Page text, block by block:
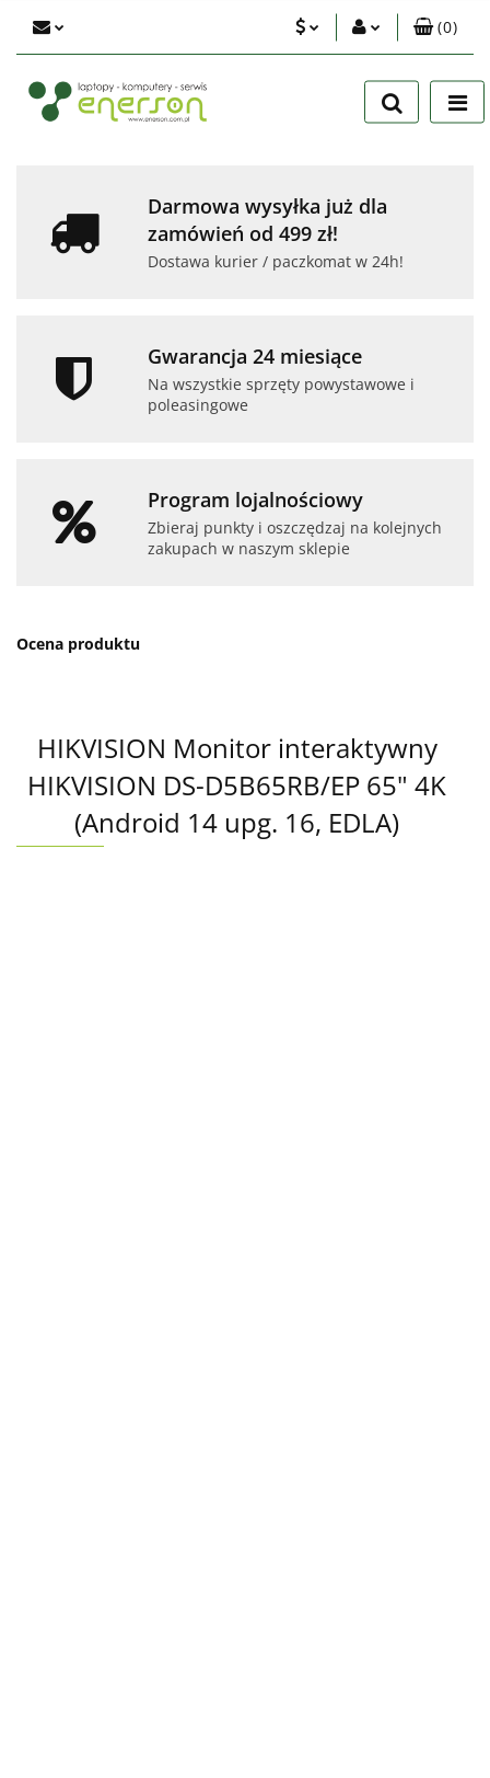
Zaloguj się
Zarejestruj się
(0)
Darmowa wysyłka już dla
zamówień od 499 zł!
Dostawa kurier / paczkomat w 24h!
Gwarancja 24 miesiące
Na wszystkie sprzęty powystawowe i
poleasingowe
Program lojalnościowy
Zbieraj punkty i oszczędzaj na kolejnych
zakupach w naszym sklepie
Ocena produktu
HIKVISION Monitor interaktywny
HIKVISION DS-D5B65RB/EP 65" 4K
(Android 14 upg. 16, EDLA)